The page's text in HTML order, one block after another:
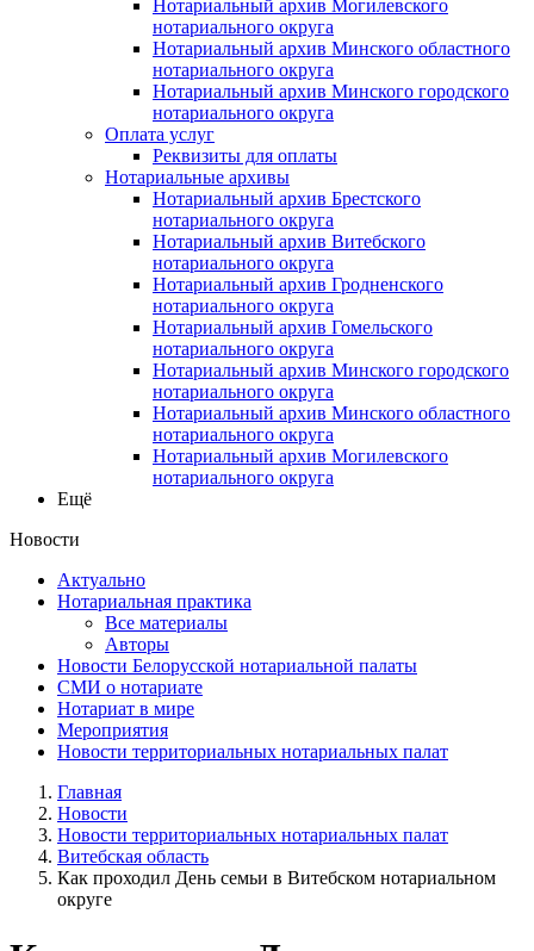
Нотариальный архив Могилевского
нотариального округа
Нотариальный архив Минского областного
нотариального округа
Нотариальный архив Минского городского
нотариального округа
Оплата услуг
Реквизиты для оплаты
Нотариальные архивы
Нотариальный архив Брестского
нотариального округа
Нотариальный архив Витебского
нотариального округа
Нотариальный архив Гродненского
нотариального округа
Нотариальный архив Гомельского
нотариального округа
Нотариальный архив Минского городского
нотариального округа
Нотариальный архив Минского областного
нотариального округа
Нотариальный архив Могилевского
нотариального округа
Ещё
Новости
Актуально
Нотариальная практика
Все материалы
Авторы
Новости Белорусской нотариальной палаты
СМИ о нотариате
Нотариат в мире
Мероприятия
Новости территориальных нотариальных палат
Главная
Новости
Новости территориальных нотариальных палат
Витебская область
Как проходил День семьи в Витебском нотариальном
округе